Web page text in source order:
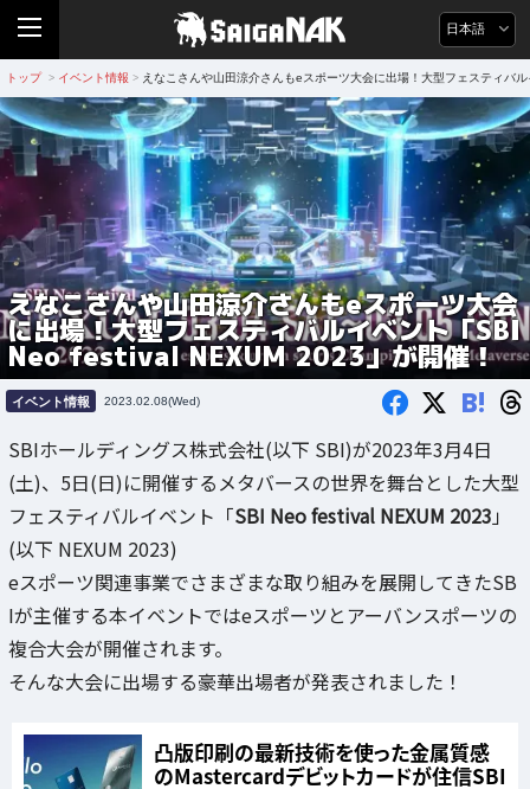
日本語
トップ > イベント情報 > えなこさんや山田涼介さんもeスポーツ大会に出場！大型フェスティバ
えなこさんや山田涼介さんもeスポーツ大会
に出場！大型フェスティバルイベント「SBI
Neo festival NEXUM 2023」が開催！
イベント情報 2023.02.08(Wed) B!
SBIホールディングス株式会社(以下 SBI)が2023年3月4日
(土)、5日(日)に開催するメタバースの世界を舞台とした大型
フェスティバルイベント「SBI Neo festival NEXUM 2023 」
(以下 NEXUM 2023)
eスポーツ関連事業でさまざまな取り組みを展開してきたSB
Iが主催する本イベントではeスポーツとアーバンスポーツの
複合大会が開催されます。
そんな大会に出場する豪華出場者が発表されました！